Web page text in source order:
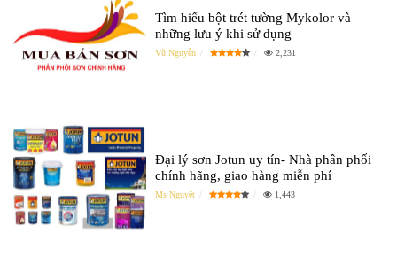
Tìm hiểu bột trét tường Mykolor và
những lưu ý khi sử dụng
Vũ Nguyễn 2,231
Đại lý sơn Jotun uy tín- Nhà phân phối
chính hãng, giao hàng miễn phí
Ms Nguyệt 1,443